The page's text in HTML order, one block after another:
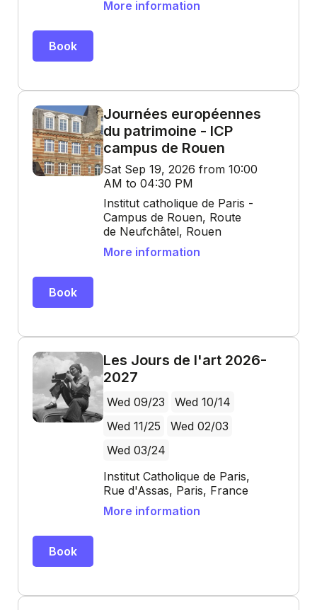
More information
Book
Journées européennes
du patrimoine - ICP
campus de Rouen
Sat Sep 19, 2026 from 10:00
AM to 04:30 PM
Institut catholique de Paris -
Campus de Rouen, Route
de Neufchâtel, Rouen
More information
Book
Les Jours de l'art 2026-
2027
Wed 09/23
Wed 10/14
Wed 11/25
Wed 02/03
Wed 03/24
Institut Catholique de Paris,
Rue d'Assas, Paris, France
More information
Book